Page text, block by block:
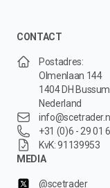
CONTACT
Postadres:
Olmenlaan 144
1404 DH Bussum
Nederland
info@scetrader.nl
+31 (0)6 - 29 01
KvK: 91139953
MEDIA
@scetrader